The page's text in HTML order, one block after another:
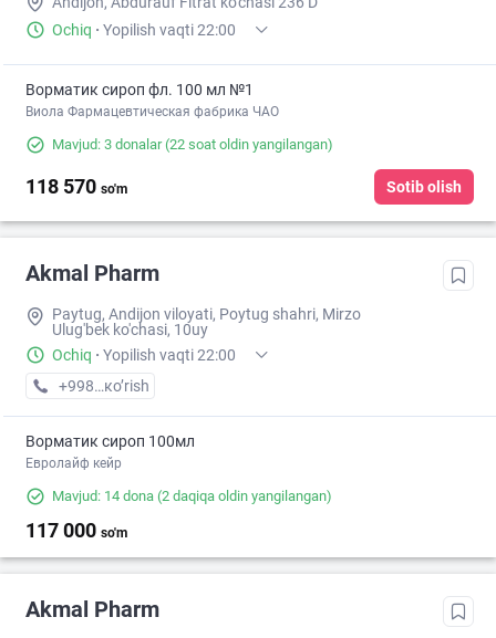
Ochiq · Yopilish vaqti 22:00
Ворматик сироп фл. 100 мл №1
Виола Фармацевтическая фабрика ЧАО
Mavjud: 3 donalar(22 soat oldin yangilangan)
118 570 so'm Sotib olish
Akmal Pharm
Paytug, Andijon viloyati, Poytug shahri, Mirzo
Ulug'bek ko'chasi, 10uy
Ochiq · Yopilish vaqti 22:00
+998 (90) XXX-XX-XX
кo’rish
Ворматик сироп 100мл
Евролайф кейр
Mavjud: 14 dona (2 daqiqa oldin yangilangan)
117 000 so'm
Akmal Pharm